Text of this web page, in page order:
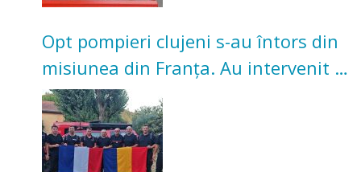
Opt pompieri clujeni s-au întors din
misiunea din Franța. Au intervenit la
incendii de vegetație și pădure